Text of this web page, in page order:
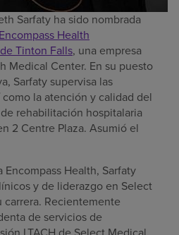
Sarfaty ha sido nombrada
Encompass Health
Tinton Falls, una empresa
Medical Center. En su puesto
Sarfaty supervisa las
la atención y calidad del
rehabilitación hospitalaria
2 Centre Plaza. Asumió el
Health, Sarfaty
y de liderazgo en Select
Recientemente
de servicios de